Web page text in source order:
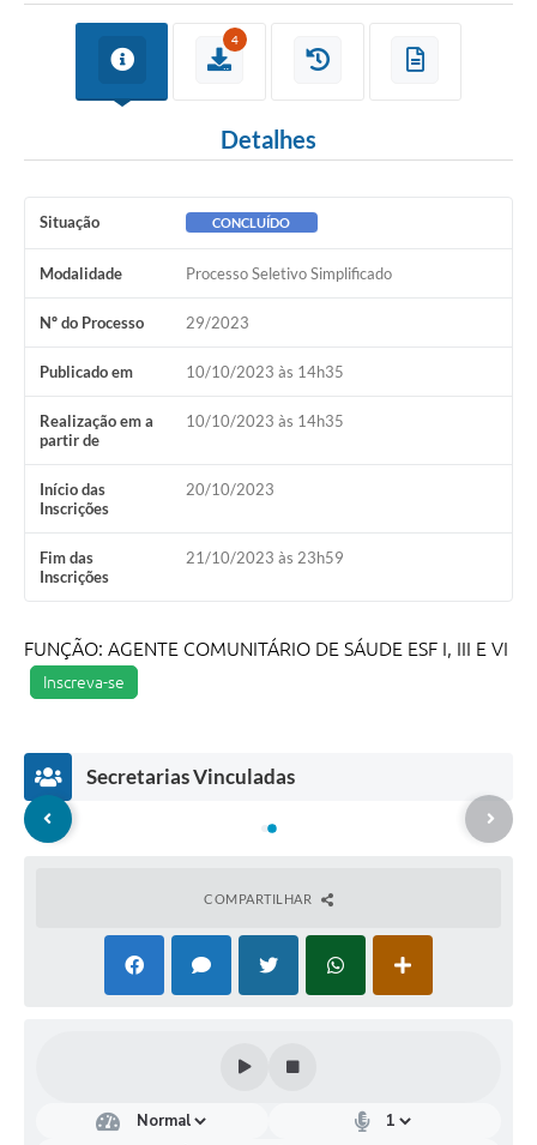
4
Detalhes
Situação CONCLUÍDO
Modalidade Processo Seletivo Simplificado
Nº do Processo 29/2023
Publicado em 10/10/2023 às 14h35
Realização em a
partir de
10/10/2023 às 14h35
Início das
Inscrições
20/10/2023
Fim das
Inscrições
21/10/2023 às 23h59
FUNÇÃO: AGENTE COMUNITÁRIO DE SÁUDE ESF I, III E VI
Inscreva-se
Secretarias Vinculadas
men
COMPARTILHAR